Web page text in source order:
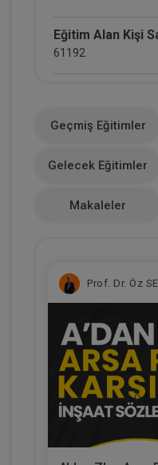
Eğitim Alan Kişi
61192
0
Geçmiş Eğitimler
Gelecek Eğitimler
Makaleler
Prof. Dr. Öz